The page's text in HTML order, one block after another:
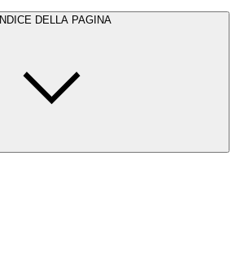
INDICE DELLA PAGINA